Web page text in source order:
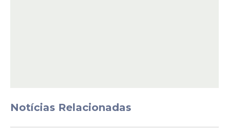
Veja Também
Notícias Relacionadas